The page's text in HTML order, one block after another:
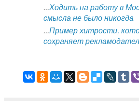
...Ходить на работу в
смысла не было никогда
...Пример хитрости,
сохраняет